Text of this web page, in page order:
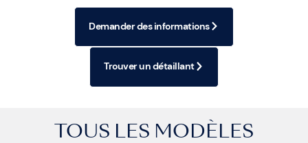
Demander des informations
Trouver un détaillant
TOUS LES MODÈLES